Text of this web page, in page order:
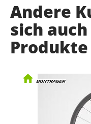
Andere
sich